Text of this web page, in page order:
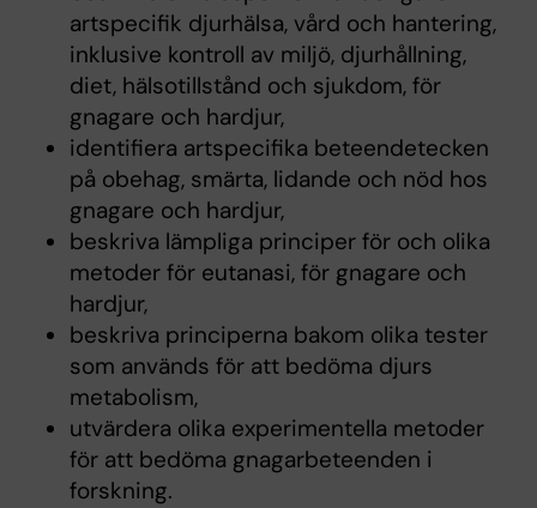
artspecifik djurhälsa, vård och hantering,
inklusive kontroll av miljö, djurhållning,
diet, hälsotillstånd och sjukdom, för
gnagare och hardjur,
identifiera artspecifika beteendetecken
på obehag, smärta, lidande och nöd hos
gnagare och hardjur,
beskriva lämpliga principer för och olika
metoder för eutanasi, för gnagare och
hardjur,
beskriva principerna bakom olika tester
som används för att bedöma djurs
metabolism,
utvärdera olika experimentella metoder
för att bedöma gnagarbeteenden i
forskning.